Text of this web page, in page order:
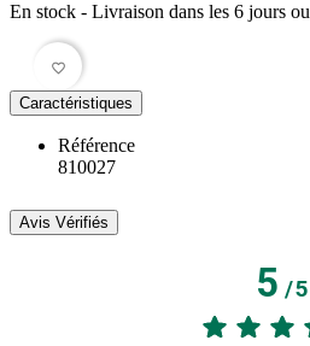
En stock - Livraison dans les 6 jours
favorite_border
Caractéristiques
Référence
810027
Avis Vérifiés
5/5